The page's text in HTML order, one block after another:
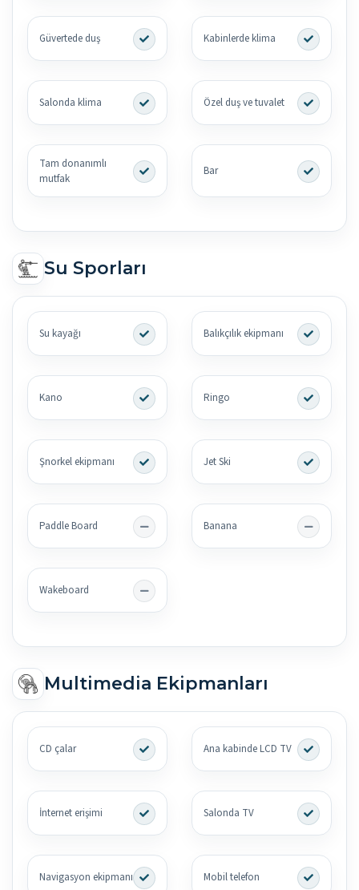
Güvertede duş Kabinlerde klima
Salonda klima Özel duş ve tuvalet
Tam donanımlı
mutfak
Bar
Su Sporları
Su kayağı Balıkçılık ekipmanı
Kano Ringo
Şnorkel ekipmanı Jet Ski
Paddle Board Banana
Wakeboard
Multimedia Ekipmanları
CD çalar Ana kabinde LCD TV
İnternet erişimi Salonda TV
Navigasyon ekipmanı Mobil telefon